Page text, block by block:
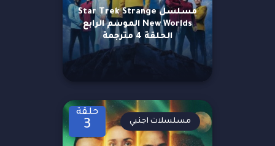
مسلسل Star Trek Strange
New Worlds الموسم الرابع
الحلقة 4 مترجمة
حلقة
3 مسلسلات اجنبي